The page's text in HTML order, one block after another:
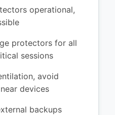
operational,
protectors for all
sessions
avoid
devices
backups